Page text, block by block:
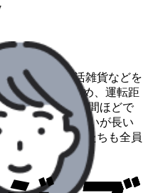
宅へ食品や生活雑貨などを
10Km以内のため、運転距
のは1日2～3時間ほどで
さんとのふれ合いが長い
許でOK。先輩たちも全員
さい。